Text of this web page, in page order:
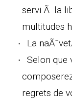
servi Ã la
multitudes
La
Selon que
regrets de